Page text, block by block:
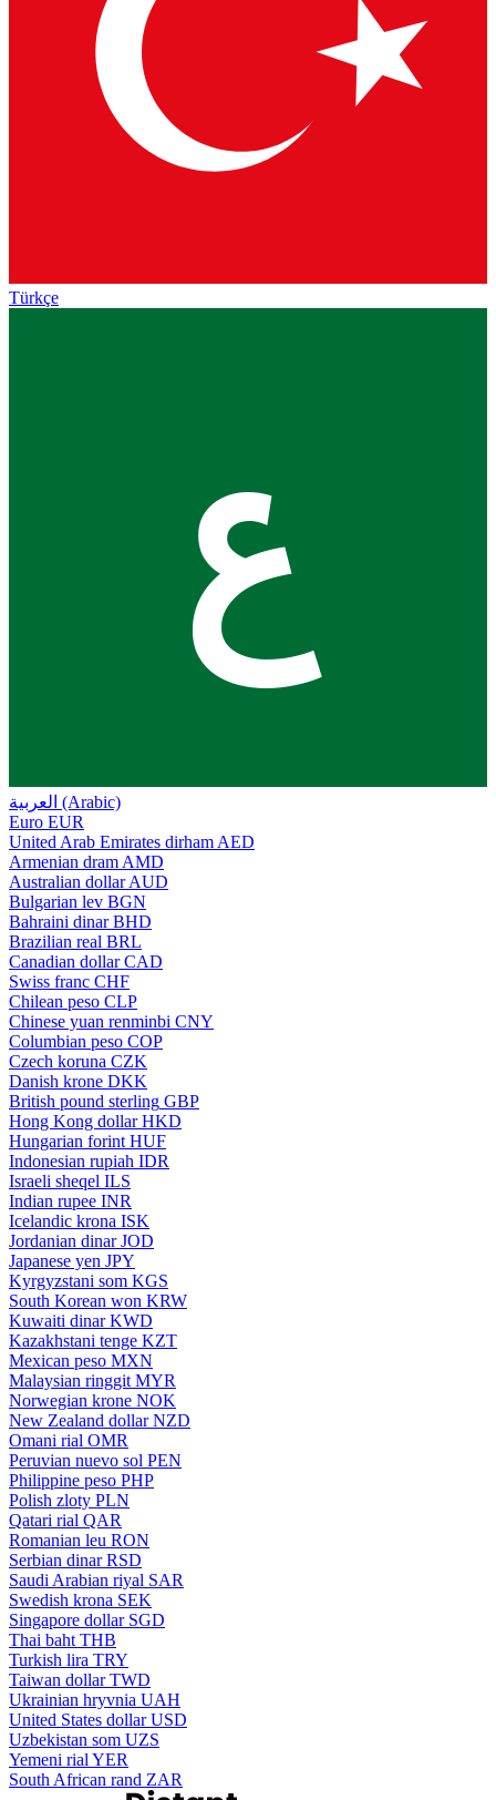
Türkçe
ع
العربية (Arabic)
Euro EUR
United Arab Emirates dirham AED
Armenian dram AMD
Australian dollar AUD
Bulgarian lev BGN
Bahraini dinar BHD
Brazilian real BRL
Canadian dollar CAD
Swiss franc CHF
Chilean peso CLP
Chinese yuan renminbi CNY
Columbian peso COP
Czech koruna CZK
Danish krone DKK
British pound sterling GBP
Hong Kong dollar HKD
Hungarian forint HUF
Indonesian rupiah IDR
Israeli sheqel ILS
Indian rupee INR
Icelandic krona ISK
Jordanian dinar JOD
Japanese yen JPY
Kyrgyzstani som KGS
South Korean won KRW
Kuwaiti dinar KWD
Kazakhstani tenge KZT
Mexican peso MXN
Malaysian ringgit MYR
Norwegian krone NOK
New Zealand dollar NZD
Omani rial OMR
Peruvian nuevo sol PEN
Philippine peso PHP
Polish zloty PLN
Qatari rial QAR
Romanian leu RON
Serbian dinar RSD
Saudi Arabian riyal SAR
Swedish krona SEK
Singapore dollar SGD
Thai baht THB
Turkish lira TRY
Taiwan dollar TWD
Ukrainian hryvnia UAH
United States dollar USD
Uzbekistan som UZS
Yemeni rial YER
South African rand ZAR